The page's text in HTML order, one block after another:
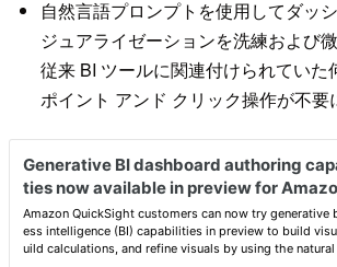
自然言語プロンプトを使用してダッ
ジュアライゼーションを洗練および
従来 BI ツールに関連付けられていた
ポイント アンド クリック操作が不要